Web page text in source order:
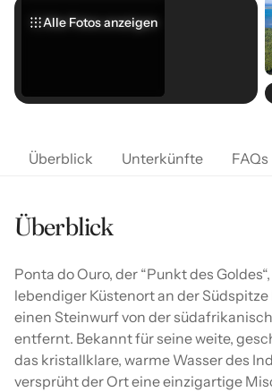
Alle Fotos anzeigen
Alle Fotos anzeigen
Alle Fotos anzeigen
Überblick Unterkünfte FAQs
Überblick
Ponta do Ouro, der “Punkt des
lebendiger Küstenort an der
einen Steinwurf von der
entfernt. Bekannt für seine weite,
das kristallklare, warme Wasser des
versprüht der Ort eine einzigartige